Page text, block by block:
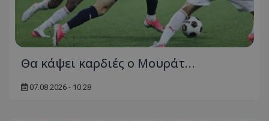
Θα κάψει καρδιές ο Μουράτ…
07.08.2026 - 10:28